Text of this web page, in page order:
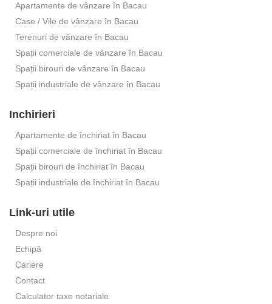
Apartamente de vânzare în Bacau
Case / Vile de vânzare în Bacau
Terenuri de vânzare în Bacau
Spații comerciale de vânzare în Bacau
Spații birouri de vânzare în Bacau
Spații industriale de vânzare în Bacau
Inchirieri
Apartamente de închiriat în Bacau
Spații comerciale de închiriat în Bacau
Spații birouri de închiriat în Bacau
Spații industriale de închiriat în Bacau
Link-uri utile
Despre noi
Echipă
Cariere
Contact
Calculator taxe notariale